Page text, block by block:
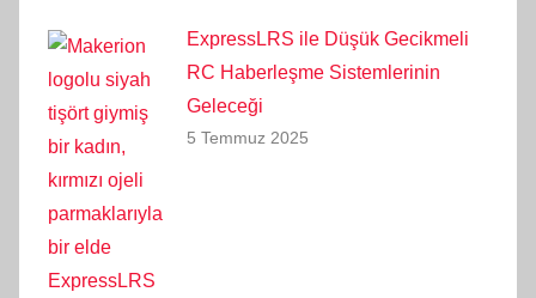
ExpressLRS ile Düşük Gecikmeli
RC Haberleşme Sistemlerinin
Geleceği
5 Temmuz 2025